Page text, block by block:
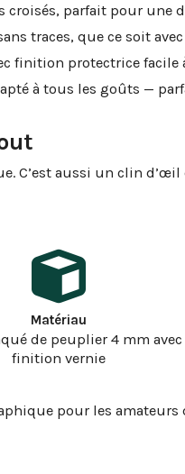
croisés, parfait pour une
traces, que ce soit
finition protectrice facile
à tous les goûts —
C’est aussi un clin
Matériau
de peuplier 4 mm avec
finition vernie
pour les amateurs